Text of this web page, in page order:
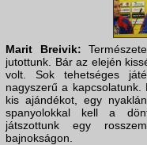
Marit Breivik:
jutottunk. Bár az elején
volt. Sok tehetséges
nagyszerű a
kis ajándékot, egy
spanyolokkal kell a
játszottunk egy
bajnokságon.